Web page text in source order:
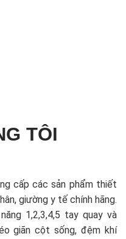
TÔI
cấp các sản phẩm thiết
giường y tế chính hãng.
1,2,3,4,5 tay quay và
giãn cột sống, đệm khí